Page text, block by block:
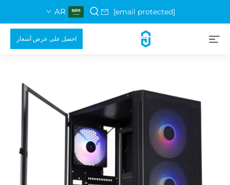
[email protected]
AR
احصل على عرض أسعار